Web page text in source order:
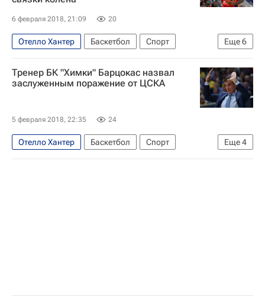
6 февраля 2018, 21:09 20
Еще6
Отелло Хантер Баскетбол
Спорт
Единая лига ВТБ
Химки
ЦСКА
Реал Мадрид
Кайл Хайнс Евролига
Тренер БК "Химки" Барцокас назвал
заслуженным поражение от ЦСКА
5 февраля 2018, 22:35 24
Еще4
Отелло Хантер Баскетбол
Спорт
Георгиос Барцокас
Единая лига ВТБ